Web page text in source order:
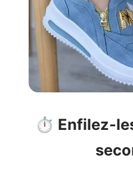
⏱️ Enfilez-